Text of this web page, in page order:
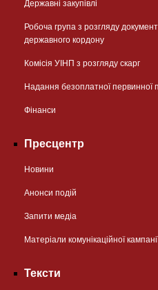
Державні закупівлі
Робоча група з розгляду
державного кордону
Комісія УІНП з розгляду скарг
Надання безоплатної первинної
Фінанси
Пресцентр
Новини
Анонси подій
Запити медіа
Матеріали комунікаційної
Тексти